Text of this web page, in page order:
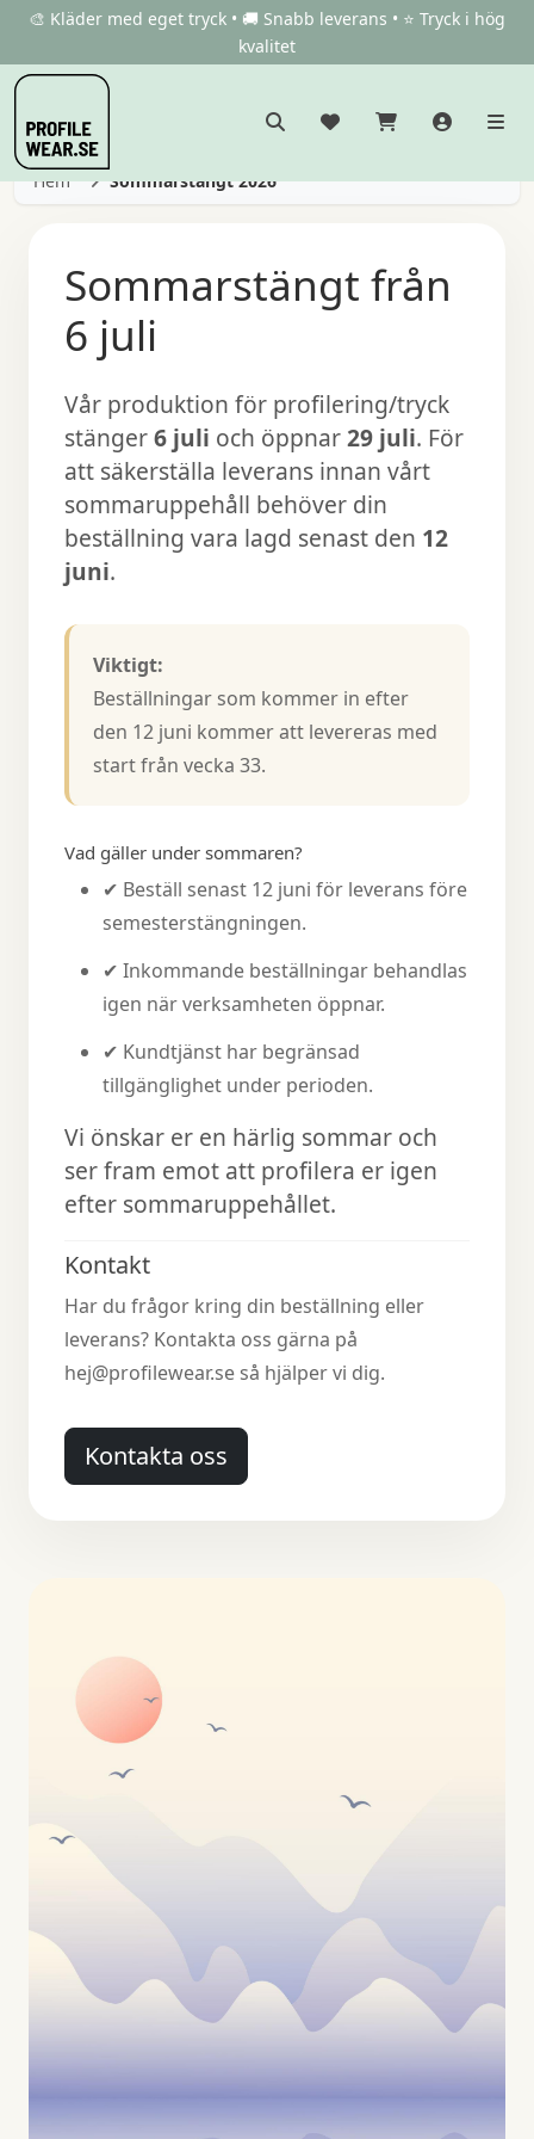
🎨 Kläder med eget tryck • 🚚 Snabb leverans • ⭐ Tryck i hög
kvalitet
Hem Sommarstängt 2026
Sommarstängt från
6 juli
Vår produktion för profilering/tryck
stänger6 juli och öppnar29 juli. För
att säkerställa leverans innan vårt
sommaruppehåll behöver din
beställning vara lagd senast den 12
juni.
Viktigt:
Beställningar som kommer in efter
den 12 juni kommer att levereras med
start från vecka 33.
Vad gäller under sommaren?
✔ Beställ senast 12 juni för leverans före
semesterstängningen.
✔ Inkommande beställningar behandlas
igen när verksamheten öppnar.
✔ Kundtjänst har begränsad
tillgänglighet under perioden.
Vi önskar er en härlig sommar och
ser fram emot att profilera er igen
efter sommaruppehållet.
Kontakt
Har du frågor kring din beställning eller
leverans? Kontakta oss gärna på
hej@profilewear.se så hjälper vi dig.
Kontakta oss